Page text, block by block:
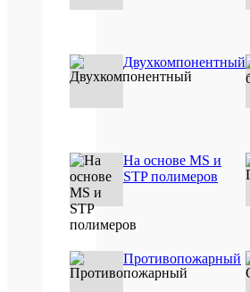
Двухкомпонентный
На основе MS и
STP полимеров
Противопожарный